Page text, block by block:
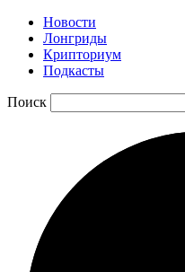
Новости
Лонгриды
Крипториум
Подкасты
Поиск